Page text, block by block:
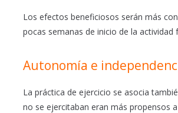
Los efectos beneficiosos serán más
pocas semanas de inicio de la actividad
Autonomía e
La práctica de ejercicio se asocia
no se ejercitaban eran más propensos